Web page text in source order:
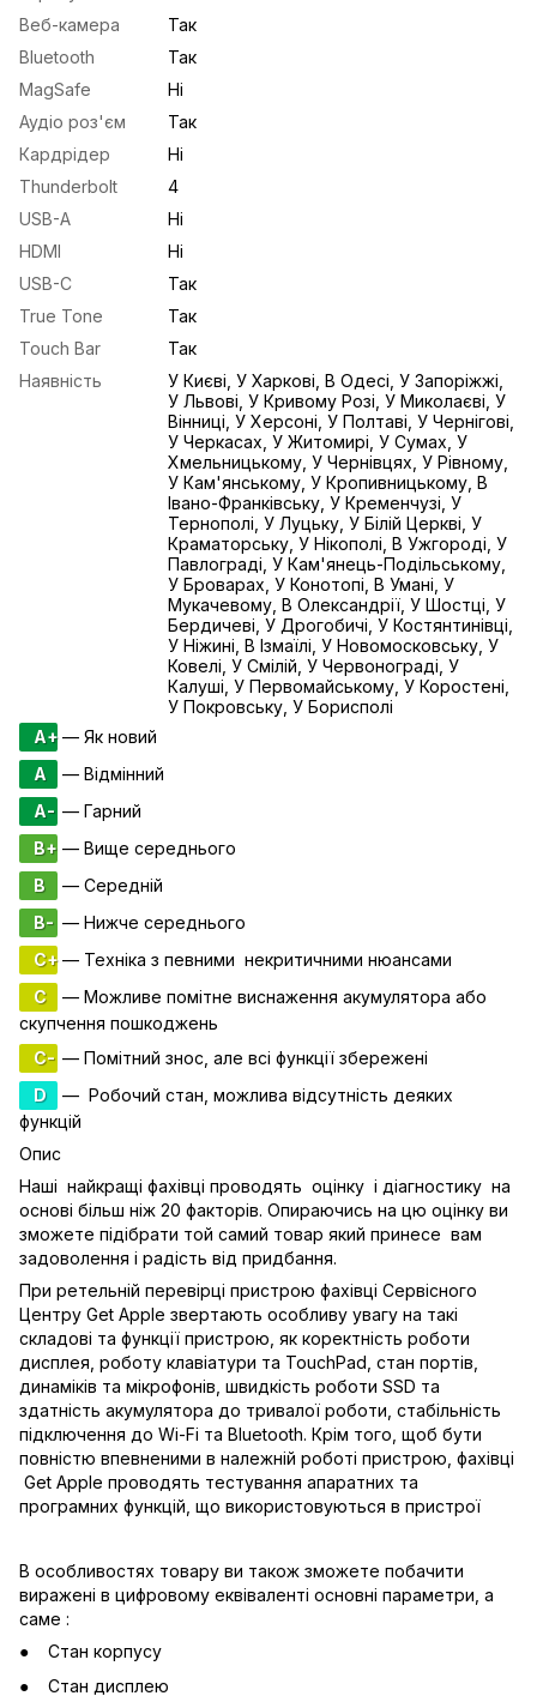
Веб-камера
Так
Bluetooth
Так
MagSafe
Ні
Аудіо роз'єм
Так
Кардрідер
Ні
Thunderbolt
4
USB-A
Ні
HDMI
Ні
USB-С
Так
True Tone
Так
Touch Bar
Так
Наявність
У Києві, У Харкові, В Одесі, У Запоріжжі,
У Львові, У Кривому Розі, У Миколаєві, У
Вінниці, У Херсоні, У Полтаві, У Чернігові,
У Черкасах, У Житомирі, У Сумах, У
Хмельницькому, У Чернівцях, У Рівному,
У Кам'янському, У Кропивницькому, В
Івано-Франківську, У Кременчузі, У
Тернополі, У Луцьку, У Білій Церкві, У
Краматорську, У Нікополі, В Ужгороді, У
Павлограді, У Кам'янець-Подільському,
У Броварах, У Конотопі, В Умані, У
Мукачевому, В Олександрії, У Шостці, У
Бердичеві, У Дрогобичі, У Костянтинівці,
У Ніжині, В Ізмаїлі, У Новомосковську, У
Ковелі, У Смілій, У Червонограді, У
Калуші, У Первомайському, У Коростені,
У Покровську, У Борисполі
A+— Як новий
A
— Відмінний
A- — Гарний
B+ — Вище середнього
B
— Середній
B- — Нижче середнього
C+— Техніка з певними некритичними нюансами
C
— Можливе помітне виснаження акумулятора або
скупчення пошкоджень
C- — Помітний знос, але всі функції збережені
D
— Робочий стан, можлива відсутність деяких
функцій
Опис
Наші найкращі фахівці проводять оцінку і діагностику на
основі більш ніж 20 факторів. Опираючись на цю оцінку ви
зможете підібрати той самий товар який принесе вам
задоволення і радість від придбання.
При ретельній перевірці пристрою фахівці Сервісного
Центру Get Apple звертають особливу увагу на такі
складові та функції пристрою, як коректність роботи
дисплея, роботу клавіатури та TouchPad, стан портів,
динаміків та мікрофонів, швидкість роботи SSD та
здатність акумулятора до тривалої роботи, стабільність
підключення до Wi-Fi та Bluetooth. Крім того, щоб бути
повністю впевненими в належній роботі пристрою, фахівці
Get Apple проводять тестування апаратних та
програмних функцій, що використовуються в пристрої
В особливостях товару ви також зможете побачити
виражені в цифровому еквіваленті основні параметри, а
саме :
Стан корпусу
Стан дисплею